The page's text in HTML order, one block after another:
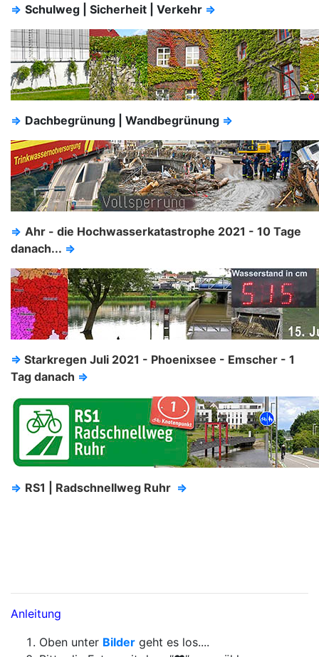
⇒ Schulweg | Sicherheit | Verkehr ⇒
⇒ Dachbegrünung | Wandbegrünung ⇒
⇒ Ahr - die Hochwasserkatastrophe 2021 - 10 Tage
danach... ⇒
⇒ Starkregen Juli 2021 - Phoenixsee - Emscher - 1
Tag danach ⇒
⇒ RS1 | Radschnellweg Ruhr ⇒
Anleitung
Oben unter Bilder geht es los....